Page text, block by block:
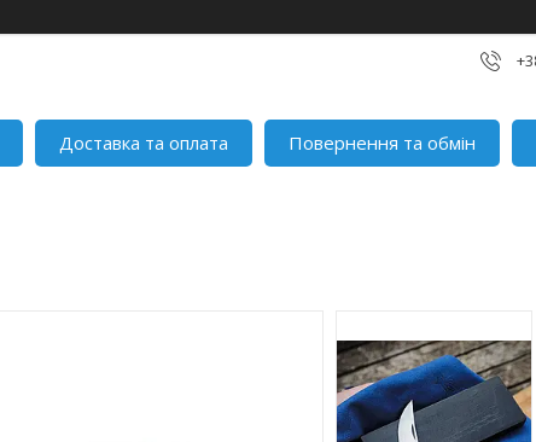
Доставка та оплата Повернення та обмін